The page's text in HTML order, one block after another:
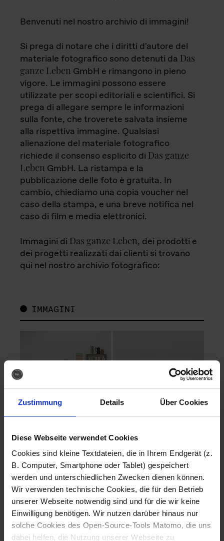
Zustimmung Details Über Cookies
Diese Webseite verwendet Cookies
Cookies sind kleine Textdateien, die in Ihrem Endgerät (z.
B. Computer, Smartphone oder Tablet) gespeichert
werden und unterschiedlichen Zwecken dienen können.
Wir verwenden technische Cookies, die für den Betrieb
unserer Webseite notwendig sind und für die wir keine
Einwilligung benötigen. Wir nutzen darüber hinaus nur
solche Cookies des Open-Source-Tools Matomo, die uns
dabei helfen, die Nutzung unserer Webseite zu
Benvenuti nel nostro archivio di immagini!
Si prega di notare che i diritti d'autore del
materiale fotografico sono detenuti da Das
ganze Leben GmbH e rimangono in pieno
vigore. Le immagini possono essere
utilizzate per scopi editoriali e scientifici. Si
prega di allegare sempre le informazioni
sulla fonte, che troverete salvata insieme
alla rispettiva immagine. Qualsiasi
alienazione del materiale fotografico
richiede il consenso esplicito di Das ganze
Leben GmbH. La ristampa e la
pubblicazione delle foto è gratuita. In
cambio, chiediamo una copia voucher nel
caso della stampa, e una breve notifica nel
caso di film e media elettronici.
Immagini di Das ganze Leben, dei prodotti e
dei progetti realizzati dai clienti si trovano
qui nel nostro archivio fotografico:
IMMAGINI
Fotografo: Lorenz
Sternbach
Download
Fotografo: Lorenz
Sternbach
Download